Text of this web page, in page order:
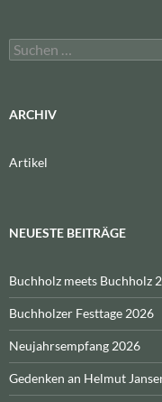
Suchen
nach:
ARCHIV
Artikel
NEUESTE BEITRÄGE
Buchholz meets Buchholz
Buchholzer Festtage 2026
Neujahrsempfang 2026
Gedenken an Helmut